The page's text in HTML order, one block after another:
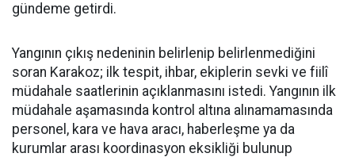
gündeme getirdi.
Yangının çıkış nedeninin belirlenip belirlenmediğini
soran Karakoz; ilk tespit, ihbar, ekiplerin sevki ve fiilî
müdahale saatlerinin açıklanmasını istedi. Yangının ilk
müdahale aşamasında kontrol altına alınamamasında
personel, kara ve hava aracı, haberleşme ya da
kurumlar arası koordinasyon eksikliği bulunup